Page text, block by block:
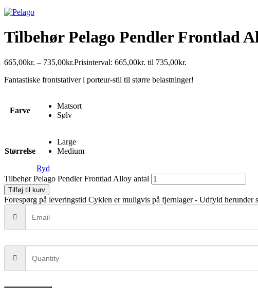
Tilbehør Pelago Pendler Frontlad
665,00kr. – 735,00kr.Prisinterval: 665,00kr. til 735,00kr.
Fantastiske frontstativer i porteur-stil til større belastninger!
Farve
Matsort
Sølv
Størrelse
Large
Medium
Ryd
Tilbehør Pelago Pendler Frontlad Alloy antal
Tilføj til kurv
Forespørg på leveringstid Cyklen er muligvis på fjernlager - Udfyld herunder